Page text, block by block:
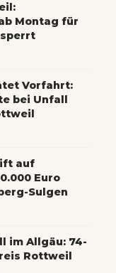
Montag für
Vorfahrt:
bei Unfall
auf
Euro
Sulgen
im Allgäu: 74-
Rottweil